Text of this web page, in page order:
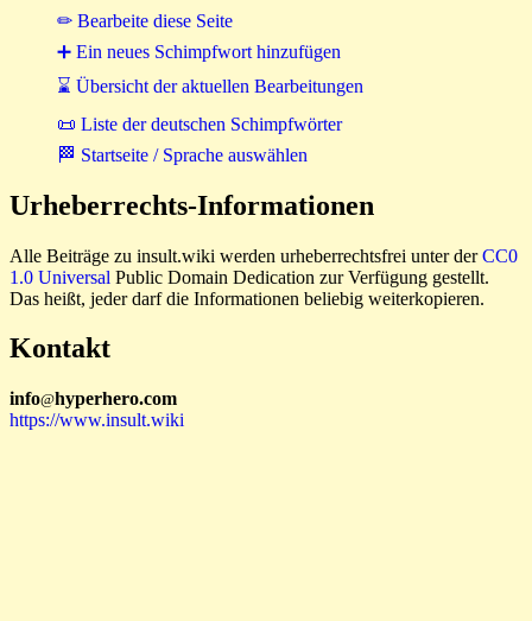
✏ Bearbeite diese Seite
➕ Ein neues Schimpfwort hinzufügen
⌛ Übersicht der aktuellen Bearbeitungen
📜 Liste der deutschen Schimpfwörter
🏁 Startseite / Sprache auswählen
Urheberrechts-Informationen
Alle Beiträge zu insult.wiki werden urheberrechtsfrei unter derCC0
1.0 Universal Public Domain Dedication zur Verfügung gestellt.
Das heißt, jeder darf die Informationen beliebig weiterkopieren.
Kontakt
info@hyperhero.com
https://www.insult.wiki